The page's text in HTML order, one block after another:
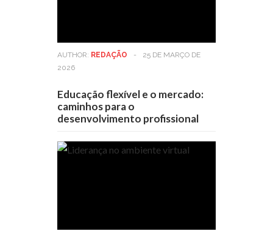
AUTHOR: REDAÇÃO -
25 DE MARÇO DE
2026
Educação flexível e o mercado:
caminhos para o
desenvolvimento profissional